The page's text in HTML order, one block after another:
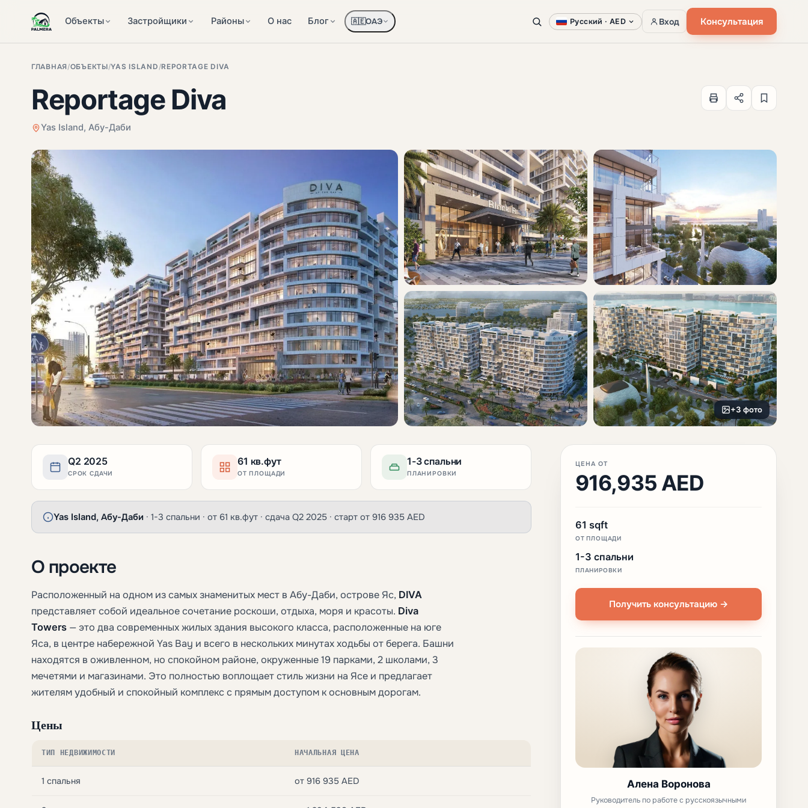
Объекты Застройщики Районы О нас Блог 🇦🇪ОАЭ Русский · AED Вход Консультация
ГЛАВНАЯ /ОБЪЕКТЫ/YAS ISLAND /REPORTAGE DIVA
Reportage Diva
Yas Island, Абу-Даби
+3 фото
Q2 2025
СРОК СДАЧИ
61 кв.фут
ОТ ПЛОЩАДИ
1-3 спальни
ПЛАНИРОВКИ
Yas Island, Абу-Даби · 1-3 спальни · от 61 кв.фут · сдача Q2 2025 · старт от 916 935 AED
О проекте
Расположенный на одном из самых знаменитых мест в Абу-Даби, острове Яс, DIVA
представляет собой идеальное сочетание роскоши, отдыха, моря и красоты. Diva
Towers — это два современных жилых здания высокого класса, расположенные на юге
Яса, в центре набережной Yas Bay и всего в нескольких минутах ходьбы от берега. Башни
находятся в оживленном, но спокойном районе, окруженные 19 парками, 2 школами, 3
мечетями и магазинами. Это полностью воплощает стиль жизни на Ясе и предлагает
жителям удобный и спокойный комплекс с прямым доступом к основным дорогам.
Цены
ТИП НЕДВИЖИМОСТИ НАЧАЛЬНАЯ ЦЕНА
1 спальня от 916 935 AED
ЦЕНА ОТ
916,935 AED
61 sqft
ОТ ПЛОЩАДИ
1-3 спальни
ПЛАНИРОВКИ
Получить консультацию →
Алена Воронова
Руководитель по работе с русскоязычными